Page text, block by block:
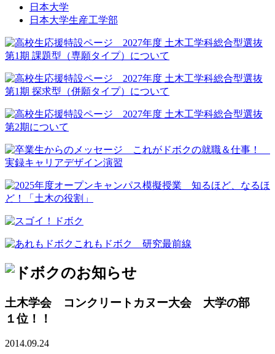
日本大学
日本大学生産工学部
土木学会 コンクリートカヌー大会 大学の部
１位！！
2014.09.24